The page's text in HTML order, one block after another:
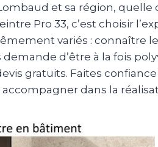
et sa région, quelle
Pro 33, c’est choisir
variés : connaître
d’être à la fois
gratuits. Faites
dans la